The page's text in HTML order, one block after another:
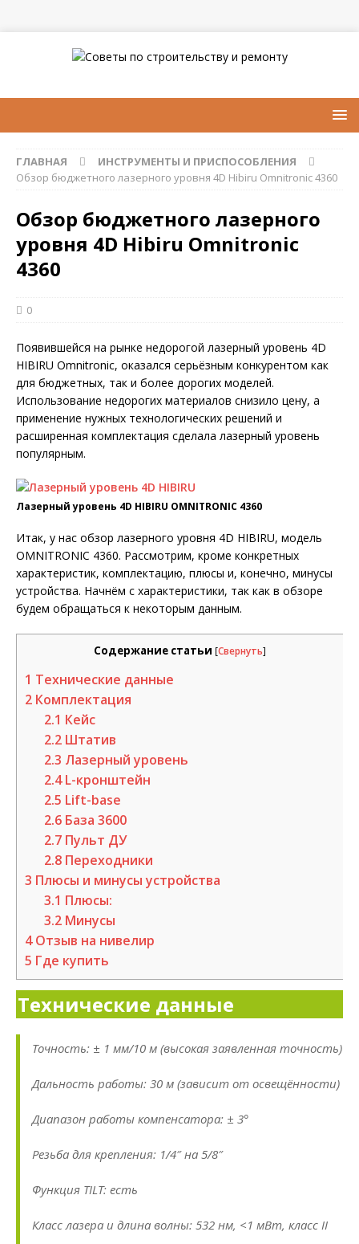
ГЛАВНАЯ
ИНСТРУМЕНТЫ И ПРИСПОСОБЛЕНИЯ
Обзор бюджетного лазерного уровня 4D Hibiru Omnitronic 4360
Обзор бюджетного лазерного
уровня 4D Hibiru Omnitronic
4360
0
Появившейся на рынке недорогой лазерный уровень 4D
HIBIRU Omnitronic, оказался серьёзным конкурентом как
для бюджетных, так и более дорогих моделей.
Использование недорогих материалов снизило цену, а
применение нужных технологических решений и
расширенная комплектация сделала лазерный уровень
популярным.
Лазерный уровень 4D HIBIRU OMNITRONIC 4360
Итак, у нас обзор лазерного уровня 4D HIBIRU, модель
OMNITRONIC 4360. Рассмотрим, кроме конкретных
характеристик, комплектацию, плюсы и, конечно, минусы
устройства. Начнём с характеристики, так как в обзоре
будем обращаться к некоторым данным.
Содержание статьи [Свернуть]
1 Технические данные
2 Комплектация
2.1 Кейс
2.2 Штатив
2.3 Лазерный уровень
2.4L-кронштейн
2.5 Lift-base
2.6 База 3600
2.7 Пульт ДУ
2.8 Переходники
3 Плюсы и минусы устройства
3.1 Плюсы:
3.2 Минусы
4Отзыв на нивелир
5 Где купить
Технические данные
Точность: ± 1 мм/10 м (высокая заявленная точность)
Дальность работы: 30 м (зависит от освещённости)
Диапазон работы компенсатора: ± 3°
Резьба для крепления: 1/4″ на 5/8″
Функция TILT: есть
Класс лазера и длина волны: 532 нм, <1 мВт, класс II